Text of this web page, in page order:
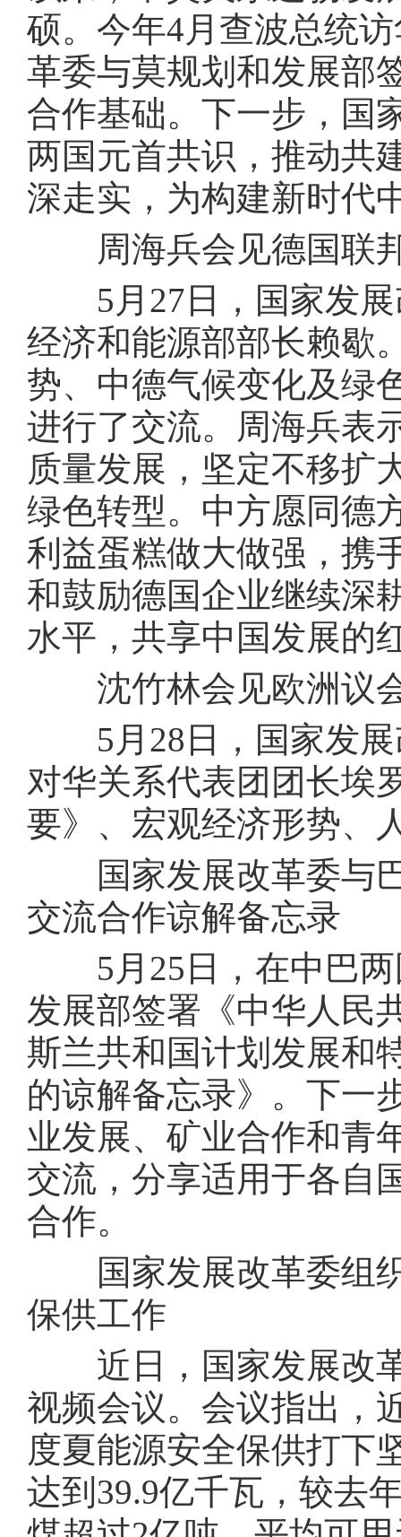
硕。今年4月查波总统
革委与莫规划和发展部
合作基础。下一步，国
两国元首共识，推动共
深走实，为构建新时代
周海兵会见德国联邦
5月27日，国家发展
经济和能源部部长赖歇
势、中德气候变化及绿
进行了交流。周海兵表
质量发展，坚定不移扩
绿色转型。中方愿同德
利益蛋糕做大做强，携
和鼓励德国企业继续深
水平，共享中国发展的
沈竹林会见欧洲议会
5月28日，国家发展
对华关系代表团团长埃
要》、宏观经济形势、
国家发展改革委与巴
交流合作谅解备忘录
5月25日，在中巴两
发展部签署《中华人民
斯兰共和国计划发展和
的谅解备忘录》。下一
业发展、矿业合作和青
交流，分享适用于各自
合作。
国家发展改革委组织
保供工作
近日，国家发展改革
视频会议。会议指出，
度夏能源安全保供打下
达到39.9亿千瓦，较去